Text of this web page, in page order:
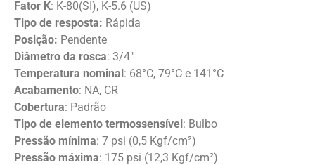
Fator K: K-80(SI), K-5.6 (US)
Tipo de resposta: Rápida
Posição: Pendente
Diâmetro da rosca: 3/4″
Temperatura nominal: 68°C, 79°C e 141°C
Acabamento: NA, CR
Cobertura: Padrão
Tipo de elemento termossensível: Bulbo
Pressão mínima: 7 psi (0,5 Kgf/cm²)
Pressão máxima: 175 psi (12,3 Kgf/cm²)